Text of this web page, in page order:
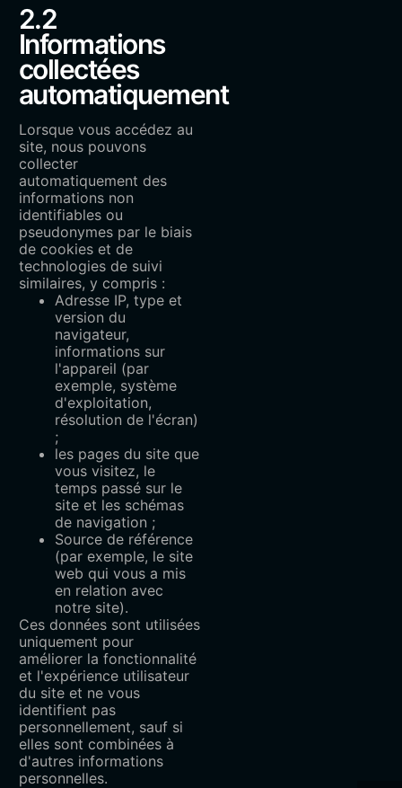
2.2
Informations
collectées
automatiquement
Lorsque vous accédez au
site, nous pouvons
collecter
automatiquement des
informations non
identifiables ou
pseudonymes par le biais
de cookies et de
technologies de suivi
similaires, y compris :
Adresse IP, type et
version du
navigateur,
informations sur
l'appareil (par
exemple, système
d'exploitation,
résolution de l'écran)
;
les pages du site que
vous visitez, le
temps passé sur le
site et les schémas
de navigation ;
Source de référence
(par exemple, le site
web qui vous a mis
en relation avec
notre site).
Ces données sont utilisées
uniquement pour
améliorer la fonctionnalité
et l'expérience utilisateur
du site et ne vous
identifient pas
personnellement, sauf si
elles sont combinées à
d'autres informations
personnelles.